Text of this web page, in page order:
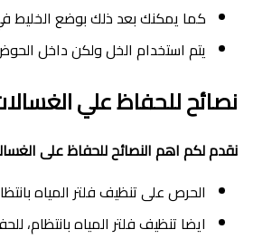
كما يمكنك بعد ذلك بوضع
يتم استخدام الخل ولكن داخل
نصائح للحفاظ علي
نقدم لكم اهم النصائح للحفاظ على
الحرص على تنظيف فلتر المياه
ايضا تنظيف فلتر المياه بانتظام،